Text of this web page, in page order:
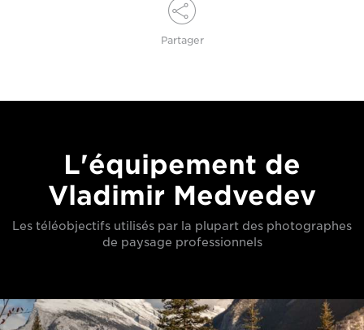
Partager
L'équipement de
Vladimir Medvedev
Les téléobjectifs utilisés par la plupart des photographes
de paysage professionnels